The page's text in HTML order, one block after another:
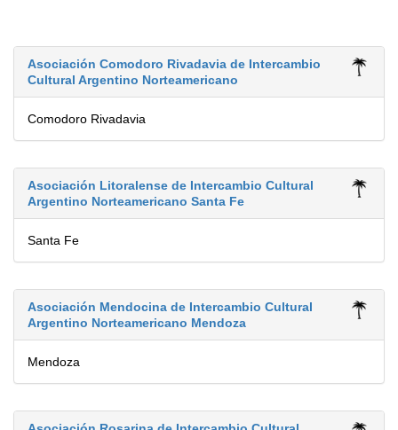
Asociación Comodoro Rivadavia de Intercambio
Cultural Argentino Norteamericano
Comodoro Rivadavia
Asociación Litoralense de Intercambio Cultural
Argentino Norteamericano Santa Fe
Santa Fe
Asociación Mendocina de Intercambio Cultural
Argentino Norteamericano Mendoza
Mendoza